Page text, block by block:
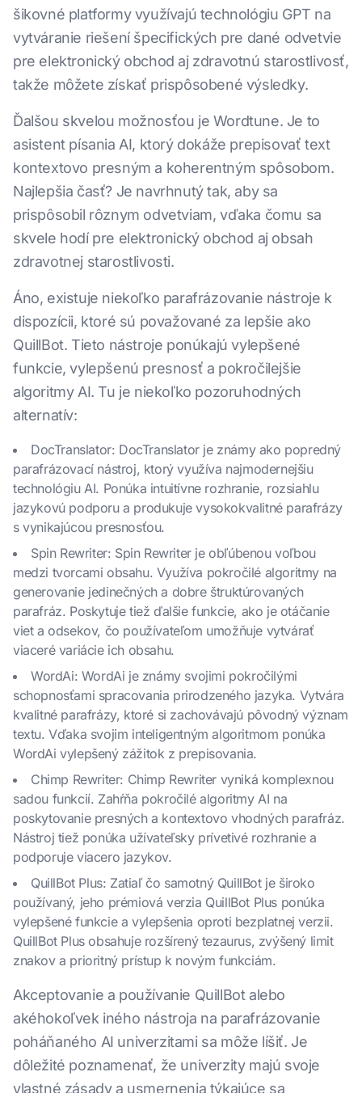
šikovné platformy využívajú technológiu GPT na
vytváranie riešení špecifických pre dané odvetvie
pre elektronický obchod aj zdravotnú starostlivosť,
takže môžete získať prispôsobené výsledky.
Ďalšou skvelou možnosťou je Wordtune. Je to
asistent písania AI, ktorý dokáže prepisovať text
kontextovo presným a koherentným spôsobom.
Najlepšia časť? Je navrhnutý tak, aby sa
prispôsobil rôznym odvetviam, vďaka čomu sa
skvele hodí pre elektronický obchod aj obsah
zdravotnej starostlivosti.
Áno, existuje niekoľko parafrázovanie nástroje k
dispozícii, ktoré sú považované za lepšie ako
QuillBot. Tieto nástroje ponúkajú vylepšené
funkcie, vylepšenú presnosť a pokročilejšie
algoritmy AI. Tu je niekoľko pozoruhodných
alternatív:
DocTranslator: DocTranslator je známy ako popredný
parafrázovací nástroj, ktorý využíva najmodernejšiu
technológiu AI. Ponúka intuitívne rozhranie, rozsiahlu
jazykovú podporu a produkuje vysokokvalitné parafrázy
s vynikajúcou presnosťou.
Spin Rewriter: Spin Rewriter je obľúbenou voľbou
medzi tvorcami obsahu. Využíva pokročilé algoritmy na
generovanie jedinečných a dobre štruktúrovaných
parafráz. Poskytuje tiež ďalšie funkcie, ako je otáčanie
viet a odsekov, čo používateľom umožňuje vytvárať
viaceré variácie ich obsahu.
WordAi: WordAi je známy svojimi pokročilými
schopnosťami spracovania prirodzeného jazyka. Vytvára
kvalitné parafrázy, ktoré si zachovávajú pôvodný význam
textu. Vďaka svojim inteligentným algoritmom ponúka
WordAi vylepšený zážitok z prepisovania.
Chimp Rewriter: Chimp Rewriter vyniká komplexnou
sadou funkcií. Zahŕňa pokročilé algoritmy AI na
poskytovanie presných a kontextovo vhodných parafráz.
Nástroj tiež ponúka užívateľsky prívetivé rozhranie a
podporuje viacero jazykov.
QuillBot Plus: Zatiaľ čo samotný QuillBot je široko
používaný, jeho prémiová verzia QuillBot Plus ponúka
vylepšené funkcie a vylepšenia oproti bezplatnej verzii.
QuillBot Plus obsahuje rozšírený tezaurus, zvýšený limit
znakov a prioritný prístup k novým funkciám.
Akceptovanie a používanie QuillBot alebo
akéhokoľvek iného nástroja na parafrázovanie
poháňaného AI univerzitami sa môže líšiť. Je
dôležité poznamenať, že univerzity majú svoje
vlastné zásady a usmernenia týkajúce sa